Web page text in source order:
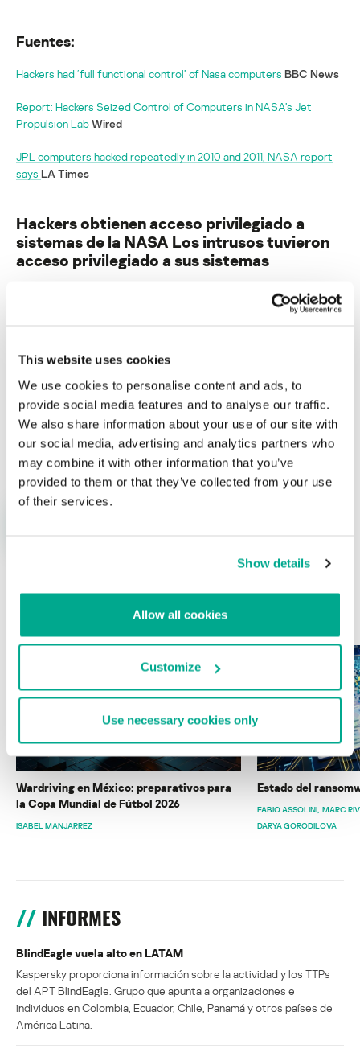
This website uses cookies
We use cookies to personalise content and ads, to
provide social media features and to analyse our traffic.
We also share information about your use of our site with
our social media, advertising and analytics partners who
may combine it with other information that you’ve
provided to them or that they’ve collected from your use
of their services.
Show details
Allow all cookies
Customize
Use necessary cookies only
Fuentes:
Hackers had ‘full functional control’ of Nasa computers BBC News
Report: Hackers Seized Control of Computers in NASA’s Jet
Propulsion LabWired
JPL computers hacked repeatedly in 2010 and 2011, NASA report
says LA Times
Hackers obtienen acceso privilegiado a
sistemas de la NASA Los intrusos tuvieron
acceso privilegiado a sus sistemas
Su dirección de correo electrónico no será publicada. Los
Correo electrónico
ÚLTIMAS PUBLICACIONES
Wardriving en México: preparativos para
la Copa Mundial de Fútbol 2026
ISABEL MANJARREZ
Estado del
FABIO ASSOLINI MARC
DARYA GORODILOVA
INFORMES
BlindEagle vuela alto en LATAM
Kaspersky proporciona información sobre la actividad y los TTPs
del APT BlindEagle. Grupo que apunta a organizaciones e
individuos en Colombia, Ecuador, Chile, Panamá y otros países de
América Latina.